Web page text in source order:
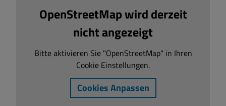
OpenStreetMap wird derzeit
nicht angezeigt
Bitte aktivieren Sie "OpenStreetMap" in Ihren
Cookie Einstellungen.
Cookies Anpassen